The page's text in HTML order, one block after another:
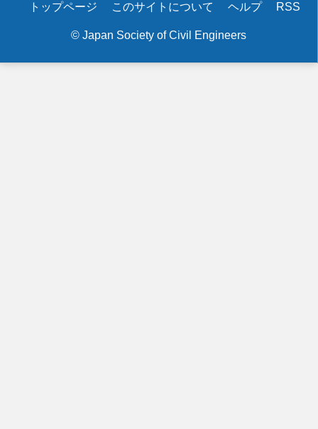
検
Secondary
トップページ このサイトについて ヘルプ RSS
© Japan Society of Civil Engineers